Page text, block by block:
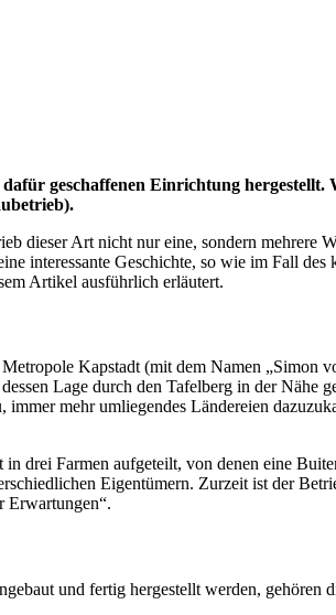
geschaffenen Einrichtung
dieser Art nicht nur eine, sondern
interessante Geschichte, so wie im Fall des
Artikel ausführlich erläutert.
Kapstadt (mit dem Namen
Lage durch den Tafelberg in der Nähe
immer mehr umliegendes Ländereien
drei Farmen aufgeteilt, von denen eine
Eigentümern. Zurzeit ist der
Erwartungen“.
und fertig hergestellt werden, gehören